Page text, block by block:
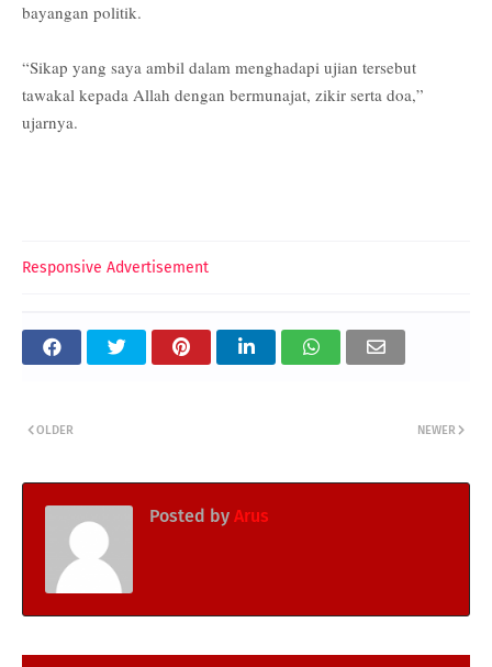
bayangan politik.
“Sikap yang saya ambil dalam menghadapi ujian tersebut
tawakal kepada Allah dengan bermunajat, zikir serta doa,”
ujarnya.
Responsive Advertisement
NEWER
OLDER
Posted by Arus